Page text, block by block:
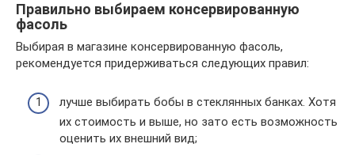
Правильно выбираем консервированную
фасоль
Выбирая в магазине консервированную фасоль,
рекомендуется придерживаться следующих правил:
лучше выбирать бобы в стеклянных банках. Хотя
их стоимость и выше, но зато есть возможность
оценить их внешний вид;